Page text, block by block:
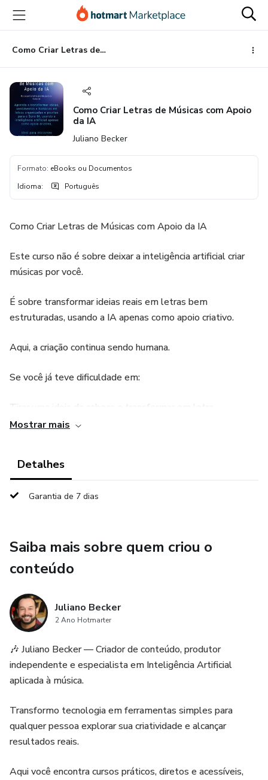
para
conteúdo
principal
para
pagamento
para
rodapé
Como Criar Letras de Músicas com Apoio da IA
Como Criar Letras de Músicas com Apoio
da IA
Juliano Becker
Formato: eBooks ou Documentos
Idioma: Português
Como Criar Letras de Músicas com Apoio da IA
Este curso não é sobre deixar a inteligência artificial criar
músicas por você.
É sobre transformar ideias reais em letras bem
estruturadas, usando a IA apenas como apoio criativo.
Aqui, a criação continua sendo humana.
Se você já teve dificuldade em:
Tirar uma ideia da cabeça e transformar em letra
Sentir que suas letras ficam “confusas” ou incompletas
Usar IA sem perder sua identidade
letras de música
✔️ Como estruturar corretamente versos, refrões e pontes
✔️ Como escrever letras do seu jeito, sem depender da IA
melhorar e expandir
✔️ Como deixar a letra pronta para uso no Suno IA
Tudo explicado de forma simples, prática e direta.
Mostrar mais
Detalhes
Garantia de 7 dias
Saiba mais sobre quem criou o
conteúdo
Juliano Becker
2 Ano Hotmarter
🎶 Juliano Becker — Criador de conteúdo, produtor
independente e especialista em Inteligência Artificial
aplicada à música.
Transformo tecnologia em ferramentas simples para
qualquer pessoa explorar sua criatividade e alcançar
resultados reais.
Aqui você encontra cursos práticos, diretos e acessíveis,